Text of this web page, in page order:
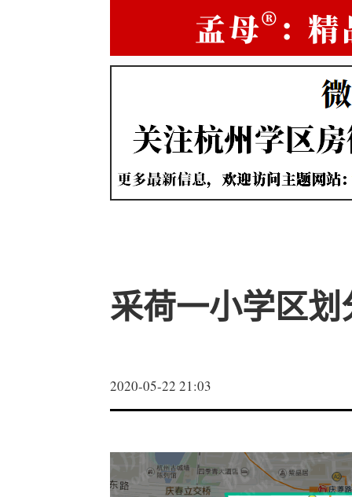
采荷一小学区划
2020-05-22 21:03